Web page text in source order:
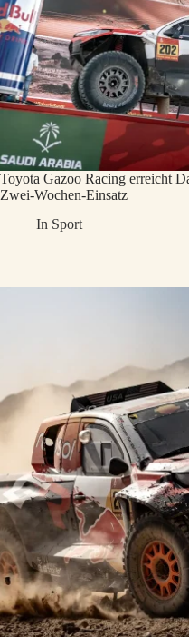
Toyota Gazoo Racing erreicht
Zwei-Wochen-Einsatz
In Sport